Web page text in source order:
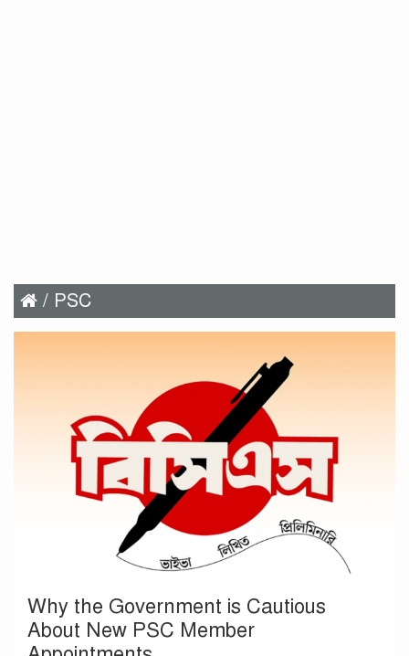
/ PSC
Why the Government is Cautious
About New PSC Member